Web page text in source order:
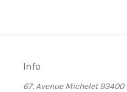
Info
67, Avenue Michelet 93400